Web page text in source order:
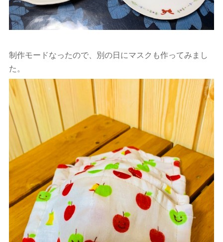
制作モードなったので、別の日にマスクも作ってみまし
た。